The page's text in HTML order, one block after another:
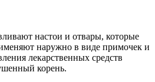
настои и отвары, которые
наружно в виде примочек и
лекарственных средств
корень.